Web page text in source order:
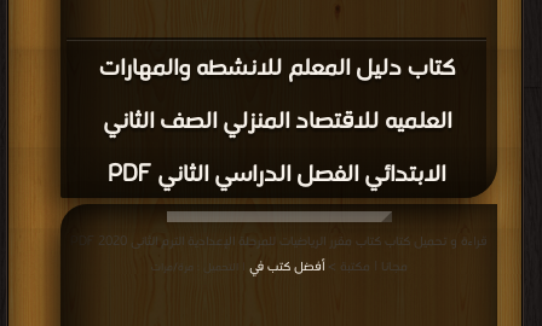
كتاب دليل المعلم للانشطه والمهارات
العلميه للاقتصاد المنزلي الصف الثاني
الابتدائي الفصل الدراسي الثاني PDF
مجانا | مكتبة >أفضل كتب في | التحميل : مرة/مرات